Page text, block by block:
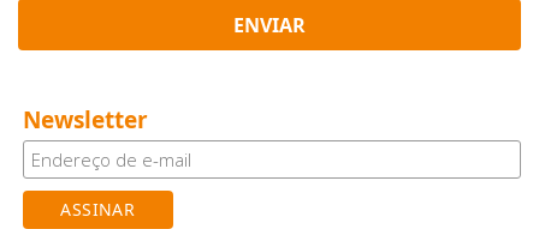
ENVIAR
Newsletter